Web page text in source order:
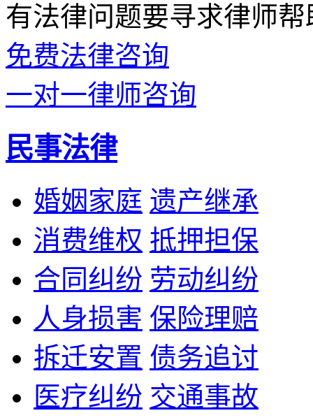
有法律问题要寻求律师
免费法律咨询
一对一律师咨询
民事法律
婚姻家庭 遗产继承
消费维权 抵押担保
合同纠纷 劳动纠纷
人身损害 保险理赔
拆迁安置 债务追讨
医疗纠纷 交通事故